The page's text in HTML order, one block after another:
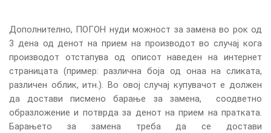
Дополнително, ПОГОН нуди можност за замена во рок од
3 дена од денот на прием на производот во случај кога
производот отстапува од описот наведен на интернет
страницата (пример: различна боја од онаа на сликата,
различен облик, итн.). Во овој случај купувачот е должен
да достави писмено барање за замена, соодветно
образложение и потврда за денот на прием на пратката.
Барањето за замена треба да се достави